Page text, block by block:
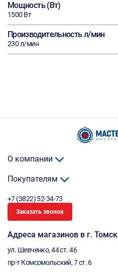
Мощность (Вт)
1500 Вт
Производительность л/мин
230 л/мин
О компании
Покупателям
+7 (3822) 52-34-73
Заказать звонок
Адреса магазинов в г. Томск
ул. Шевченко, 44 ст. 46
пр-т Комсомольский, 7 ст. 6